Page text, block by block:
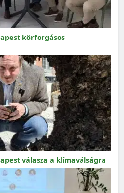
körforgásos
válasza a klímaválságra